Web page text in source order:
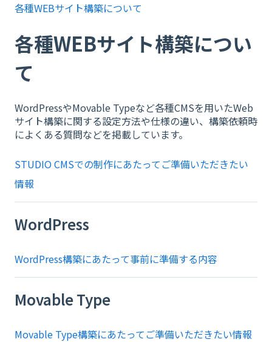
各種WEBサイト構築について
各種WEBサイト構築につい
て
WordPressやMovable Typeなど各種CMSを用いたWeb
サイト構築に関する設定方法や仕様の違い、構築依頼時
によくある質問などを掲載しています。
STUDIO CMSでの制作にあたってご準備いただきたい
情報
WordPress
WordPress構築にあたって事前に準備する内容
Movable Type
Movable Type構築にあたってご準備いただきたい情報